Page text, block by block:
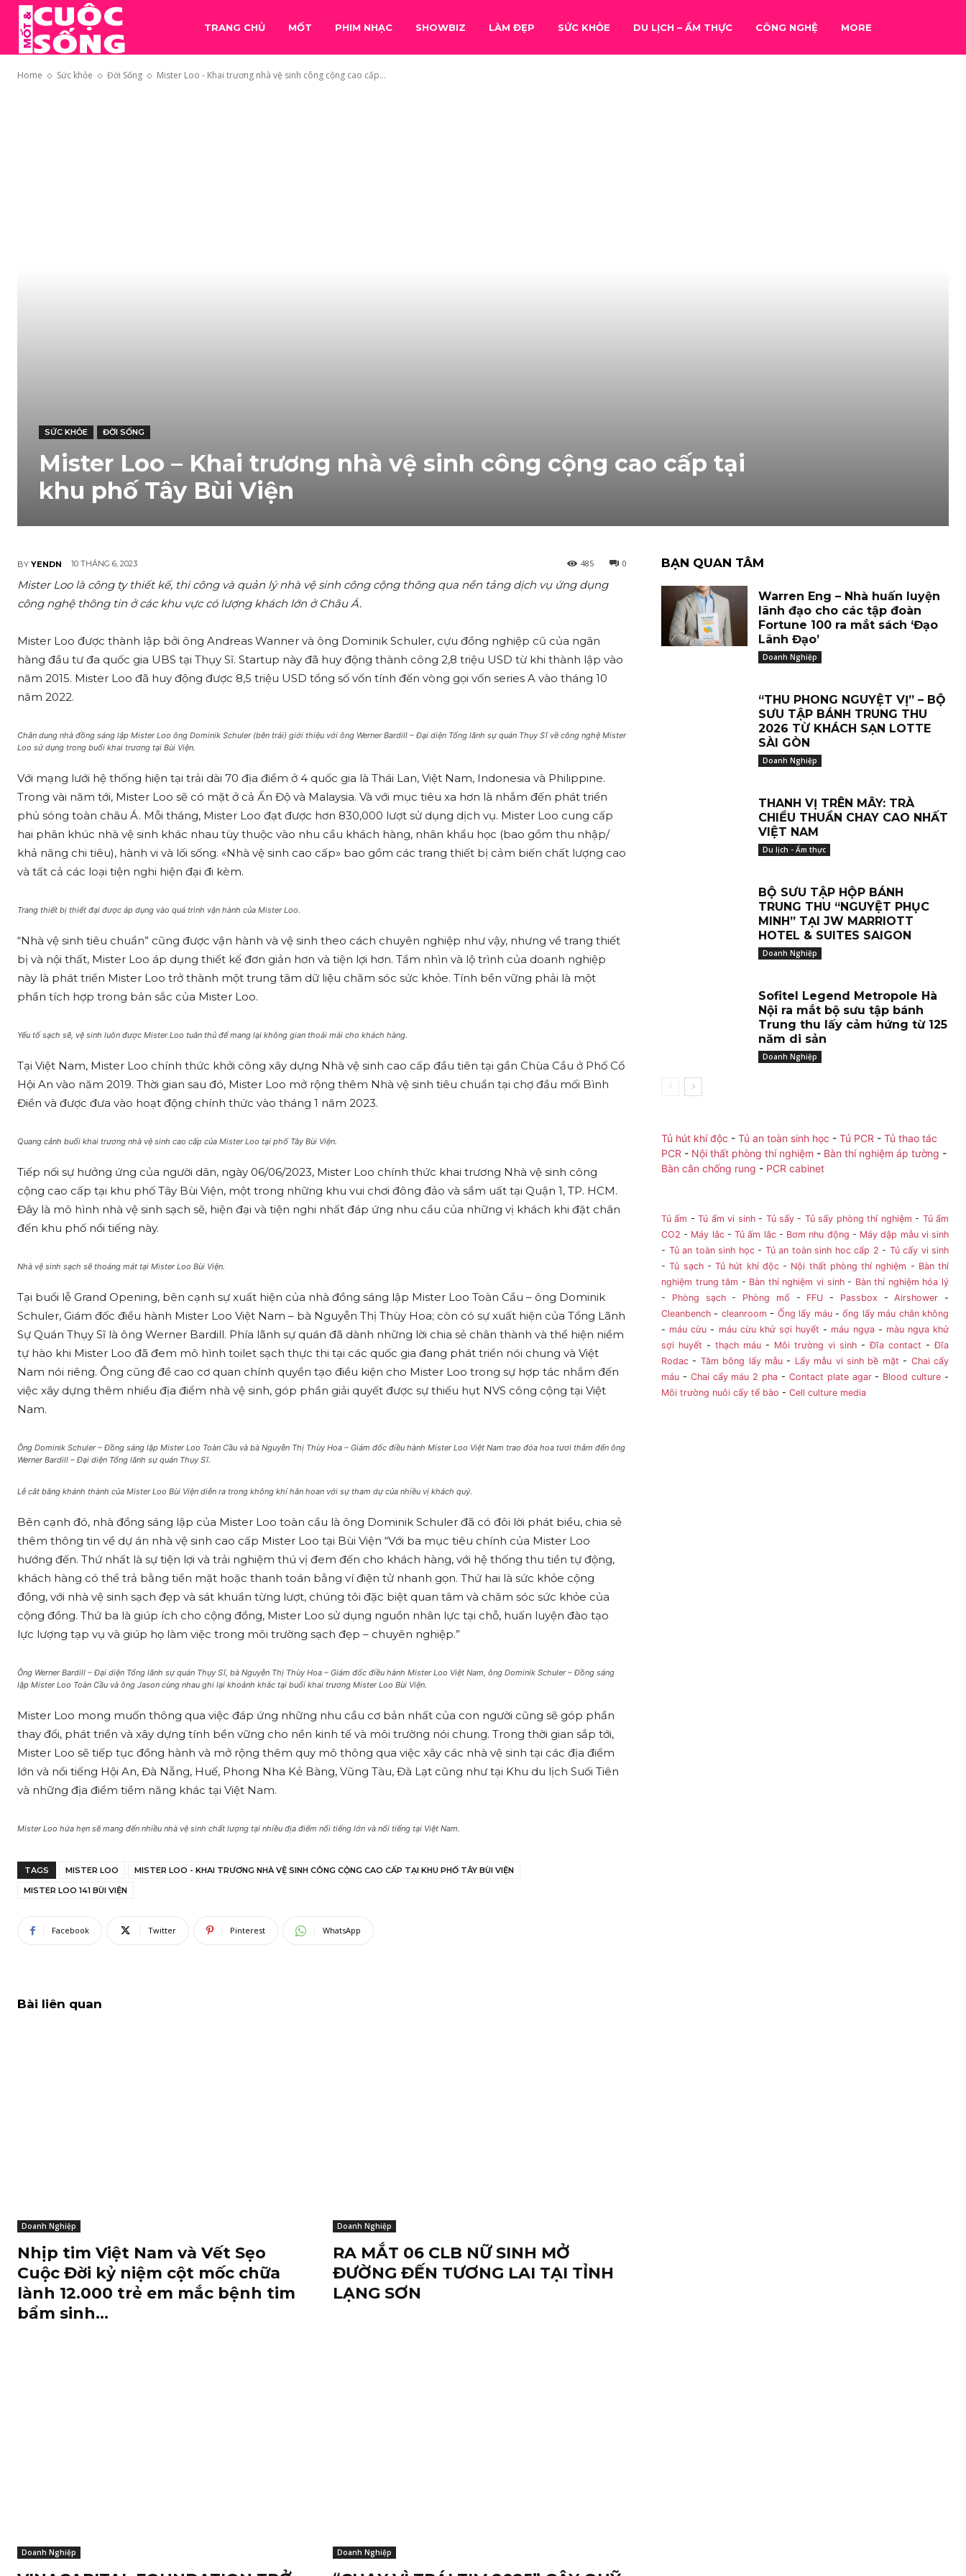
TRANG CHỦ MỐT PHIM NHẠC SHOWBIZ LÀM ĐẸP SỨC KHỎE DU LỊCH – ẨM THỰC CÔNG NGHỆ MORE
Home Sức khỏe Đời Sống Mister Loo - Khai trương nhà vệ sinh công cộng cao cấp...
SỨC KHỎE ĐỜI SỐNG
Mister Loo – Khai trương nhà vệ sinh công cộng cao cấp tại
khu phố Tây Bùi Viện
BY YENDN 10 THÁNG 6, 2023 0
485
Mister Loo là công ty thiết kế, thi công và quản lý nhà vệ sinh công cộng thông qua nền tảng dịch vụ ứng dụng
công nghệ thông tin ở các khu vực có lượng khách lớn ở Châu Á.
Mister Loo được thành lập bởi ông Andreas Wanner và ông Dominik Schuler, cựu đồng nghiệp cũ của ngân
hàng đầu tư đa quốc gia UBS tại Thụy Sĩ. Startup này đã huy động thành công 2,8 triệu USD từ khi thành lập vào
năm 2015. Mister Loo đã huy động được 8,5 triệu USD tổng số vốn tính đến vòng gọi vốn series A vào tháng 10
năm 2022.
Chân dung nhà đồng sáng lập Mister Loo ông Dominik Schuler (bên trái) giới thiệu với ông Werner Bardill – Đại diện Tổng lãnh sự quán Thụy Sĩ về công nghệ Mister
Loo sử dụng trong buổi khai trương tại Bùi Viện.
Với mạng lưới hệ thống hiện tại trải dài 70 địa điểm ở 4 quốc gia là Thái Lan, Việt Nam, Indonesia và Philippine.
Trong vài năm tới, Mister Loo sẽ có mặt ở cả Ấn Độ và Malaysia. Và với mục tiêu xa hơn là nhắm đến phát triển
phủ sóng toàn châu Á. Mỗi tháng, Mister Loo đạt được hơn 830,000 lượt sử dụng dịch vụ. Mister Loo cung cấp
hai phân khúc nhà vệ sinh khác nhau tùy thuộc vào nhu cầu khách hàng, nhân khẩu học (bao gồm thu nhập/
khả năng chi tiêu), hành vi và lối sống. «Nhà vệ sinh cao cấp» bao gồm các trang thiết bị cảm biến chất lượng cao
và tất cả các loại tiện nghi hiện đại đi kèm.
Trang thiết bị thiết đại được áp dụng vào quá trình vận hành của Mister Loo.
“Nhà vệ sinh tiêu chuẩn” cũng được vận hành và vệ sinh theo cách chuyên nghiệp như vậy, nhưng về trang thiết
bị và nội thất, Mister Loo áp dụng thiết kế đơn giản hơn và tiện lợi hơn. Tầm nhìn và lộ trình của doanh nghiệp
này là phát triển Mister Loo trở thành một trung tâm dữ liệu chăm sóc sức khỏe. Tính bền vững phải là một
phần tích hợp trong bản sắc của Mister Loo.
Yếu tố sạch sẽ, vệ sinh luôn được Mister Loo tuân thủ để mang lại không gian thoải mái cho khách hàng.
Tại Việt Nam, Mister Loo chính thức khởi công xây dựng Nhà vệ sinh cao cấp đầu tiên tại gần Chùa Cầu ở Phố Cổ
Hội An vào năm 2019. Thời gian sau đó, Mister Loo mở rộng thêm Nhà vệ sinh tiêu chuẩn tại chợ đầu mối Bình
Điền và được đưa vào hoạt động chính thức vào tháng 1 năm 2023.
Quang cảnh buổi khai trương nhà vệ sinh cao cấp của Mister Loo tại phố Tây Bùi Viện.
Tiếp nối sự hưởng ứng của người dân, ngày 06/06/2023, Mister Loo chính thức khai trương Nhà vệ sinh công
cộng cao cấp tại khu phố Tây Bùi Viện, một trong những khu vui chơi đông đảo và sầm uất tại Quận 1, TP. HCM.
Đây là mô hình nhà vệ sinh sạch sẽ, hiện đại và tiện nghi nhất đáp ứng nhu cầu của những vị khách khi đặt chân
đến khu phố nổi tiếng này.
Nhà vệ sinh sạch sẽ thoáng mát tại Mister Loo Bùi Viện.
Tại buổi lễ Grand Opening, bên cạnh sự xuất hiện của nhà đồng sáng lập Mister Loo Toàn Cầu – ông Dominik
Schuler, Giám đốc điều hành Mister Loo Việt Nam – bà Nguyễn Thị Thùy Hoa; còn có sự xuất hiện của Tổng Lãnh
Sự Quán Thụy Sĩ là ông Werner Bardill. Phía lãnh sự quán đã dành những lời chia sẻ chân thành và thể hiện niềm
tự hào khi Mister Loo đã đem mô hình toilet sạch thực thi tại các quốc gia đang phát triển nói chung và Việt
Nam nói riêng. Ông cũng đề cao cơ quan chính quyền tạo điều kiện cho Mister Loo trong sự hợp tác nhắm đến
việc xây dựng thêm nhiều địa điểm nhà vệ sinh, góp phần giải quyết được sự thiếu hụt NVS công cộng tại Việt
Nam.
Ông Dominik Schuler – Đồng sáng lập Mister Loo Toàn Cầu và bà Nguyễn Thị Thùy Hoa – Giám đốc điều hành Mister Loo Việt Nam trao đóa hoa tươi thắm đến ông
Werner Bardill – Đại diện Tổng lãnh sự quán Thụy Sĩ.
Lễ cắt băng khánh thành của Mister Loo Bùi Viện diễn ra trong không khí hân hoan với sự tham dự của nhiều vị khách quý.
Bên cạnh đó, nhà đồng sáng lập của Mister Loo toàn cầu là ông Dominik Schuler đã có đôi lời phát biểu, chia sẻ
thêm thông tin về dự án nhà vệ sinh cao cấp Mister Loo tại Bùi Viện “Với ba mục tiêu chính của Mister Loo
hướng đến. Thứ nhất là sự tiện lợi và trải nghiệm thú vị đem đến cho khách hàng, với hệ thống thu tiền tự động,
khách hàng có thể trả bằng tiền mặt hoặc thanh toán bằng ví điện tử nhanh gọn. Thứ hai là sức khỏe cộng
đồng, với nhà vệ sinh sạch đẹp và sát khuẩn từng lượt, chúng tôi đặc biệt quan tâm và chăm sóc sức khỏe của
cộng đồng. Thứ ba là giúp ích cho cộng đồng, Mister Loo sử dụng nguồn nhân lực tại chỗ, huấn luyện đào tạo
lực lượng tạp vụ và giúp họ làm việc trong môi trường sạch đẹp – chuyên nghiệp.”
Ông Werner Bardill – Đại diện Tổng lãnh sự quán Thụy Sĩ, bà Nguyễn Thị Thùy Hoa – Giám đốc điều hành Mister Loo Việt Nam, ông Dominik Schuler – Đồng sáng
lập Mister Loo Toàn Cầu và ông Jason cùng nhau ghi lại khoảnh khắc tại buổi khai trương Mister Loo Bùi Viện.
Mister Loo mong muốn thông qua việc đáp ứng những nhu cầu cơ bản nhất của con người cũng sẽ góp phần
thay đổi, phát triển và xây dựng tính bền vững cho nền kinh tế và môi trường nói chung. Trong thời gian sắp tới,
Mister Loo sẽ tiếp tục đồng hành và mở rộng thêm quy mô thông qua việc xây các nhà vệ sinh tại các địa điểm
lớn và nổi tiếng Hội An, Đà Nẵng, Huế, Phong Nha Kẻ Bàng, Vũng Tàu, Đà Lạt cũng như tại Khu du lịch Suối Tiên
và những địa điểm tiềm năng khác tại Việt Nam.
Mister Loo hứa hẹn sẽ mang đến nhiều nhà vệ sinh chất lượng tại nhiều địa điểm nổi tiếng lớn và nổi tiếng tại Việt Nam.
TAGS MISTER LOO
MISTER LOO - KHAI TRƯƠNG NHÀ VỆ SINH CÔNG CỘNG CAO CẤP TẠI KHU PHỐ TÂY BÙI VIỆN
MISTER LOO 141 BÙI VIỆN
Facebook Twitter Pinterest WhatsApp
Bài liên quan
Doanh Nghiệp
Nhịp tim Việt Nam và Vết Sẹo
Cuộc Đời kỷ niệm cột mốc chữa
lành 12.000 trẻ em mắc bệnh tim
bẩm sinh...
Doanh Nghiệp
RA MẮT 06 CLB NỮ SINH MỞ
ĐƯỜNG ĐẾN TƯƠNG LAI TẠI TỈNH
LẠNG SƠN
Doanh Nghiệp Doanh Nghiệp
BẠN QUAN TÂM
Warren Eng – Nhà huấn luyện
lãnh đạo cho các tập đoàn
Fortune 100 ra mắt sách ‘Đạo
Lãnh Đạo’
Doanh Nghiệp
“THU PHONG NGUYỆT VỊ” – BỘ
SƯU TẬP BÁNH TRUNG THU
2026 TỪ KHÁCH SẠN LOTTE
SÀI GÒN
Doanh Nghiệp
THANH VỊ TRÊN MÂY: TRÀ
CHIỀU THUẦN CHAY CAO NHẤT
VIỆT NAM
Du lịch - Ẩm thực
BỘ SƯU TẬP HỘP BÁNH
TRUNG THU “NGUYỆT PHỤC
MINH” TẠI JW MARRIOTT
HOTEL & SUITES SAIGON
Doanh Nghiệp
Sofitel Legend Metropole Hà
Nội ra mắt bộ sưu tập bánh
Trung thu lấy cảm hứng từ 125
năm di sản
Doanh Nghiệp
Tủ hút khí độc - Tủ an toàn sinh học - Tủ PCR - Tủ thao tác
PCR - Nội thất phòng thí nghiệm - Bàn thí nghiệm áp tường -
Bàn cân chống rung - PCR cabinet
Tủ ấm -Tủ ấm vi sinh- Tủ sấy - Tủ sấy phòng thí nghiệm - Tủ ấm
CO2 - Máy lắc-Tủ ấm lắc- Bơm nhu động - Máy dập mẫu vi sinh
- Tủ an toàn sinh học- Tủ an toàn sinh hoc cấp 2 - Tủ cấy vi sinh
-Tủ sạch- Tủ hút khí độc- Nội thất phòng thí nghiệm - Bàn thí
nghiệm trung tâm - Bàn thí nghiệm vi sinh- Bàn thí nghiệm hóa lý
- Phòng sạch- Phòng mổ - FFU - Passbox -Airshower -
Cleanbench - cleanroom - Ống lấy máu-ống lấy máu chân không
- máu cừu - máu cừu khử sợi huyết - máu ngựa- màu ngựa khử
sợi huyết - thạch máu - Môi trường vi sinh -Đĩa contact -Đĩa
Rodac - Tăm bông lấy mẫu - Lấy mẫu vi sinh bề mặt - Chai cấy
máu - Chai cấy máu 2 pha - Contact plate agar- Blood culture -
Môi trường nuôi cấy tế bào - Cell culture media